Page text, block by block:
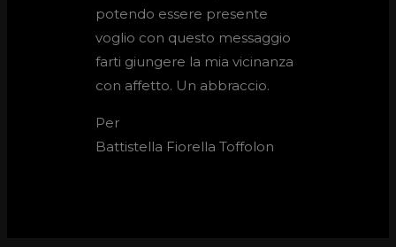
potendo essere presente
voglio con questo messaggio
farti giungere la mia vicinanza
con affetto. Un abbraccio.
Per
Battistella Fiorella Toffolon